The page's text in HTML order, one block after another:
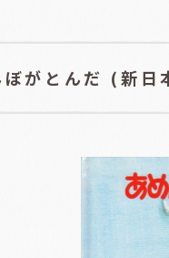
ぼがとんだ (新日